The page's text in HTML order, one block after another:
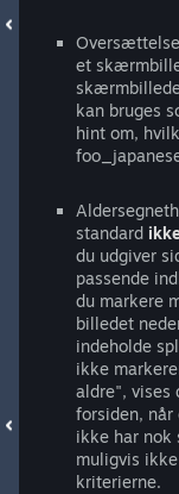
et
kan bruges
hint om,
standard
du udgiver
passende
du markere
billedet
indeholde
ikke
aldre", vises
forsiden, når
ikke har nok
muligvis
kriterierne.